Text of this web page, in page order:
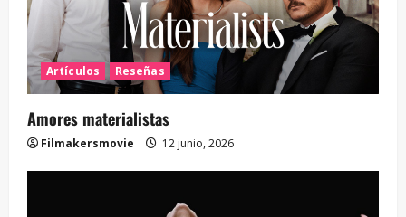
Artículos Reseñas
Amores materialistas
Filmakersmovie 12 junio, 2026